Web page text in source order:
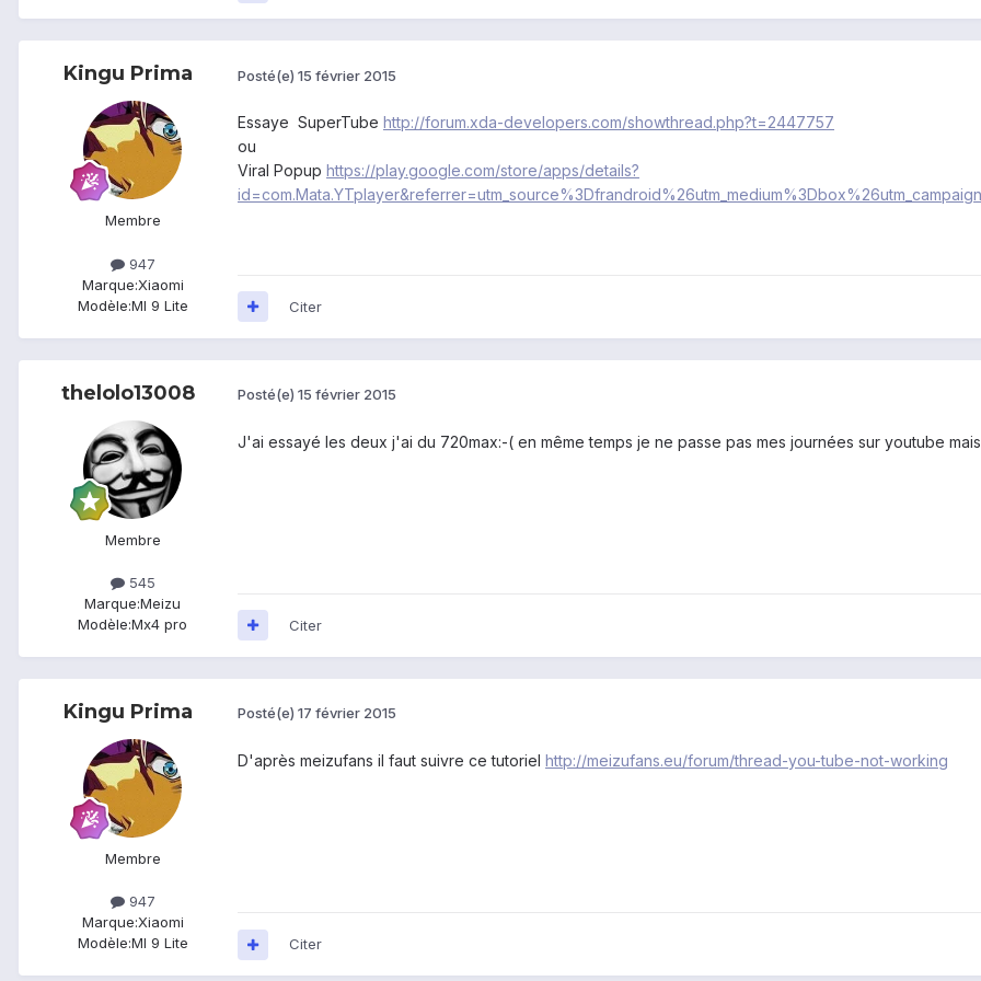
Kingu Prima
Membre
947
Marque:Xiaomi
Modèle:MI 9 Lite
Posté(e) 15 février 2015
Essaye SuperTube http://forum.xda-developers.com/showthread.php?t=2447757
ou
Viral Popup https://play.google.com/store/apps/details?
Citer
thelolo13008
Membre
545
Marque:Meizu
Modèle:Mx4 pro
Posté(e) 15 février 2015
J'ai essayé les deux j'ai du 720max:-( en même temps je ne passe pas mes journées sur youtube
Citer
Kingu Prima
Membre
947
Marque:Xiaomi
Modèle:MI 9 Lite
Posté(e) 17 février 2015
D'après meizufans il faut suivre ce tutoriel http://meizufans.eu/forum/thread-you-tube-not-working
Citer